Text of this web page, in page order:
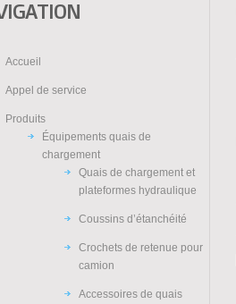
Accueil
Appel de service
Produits
Équipements quais de
chargement
Quais de chargement et
plateformes hydraulique
Coussins d’étanchéité
Crochets de retenue pour
camion
Accessoires de quais